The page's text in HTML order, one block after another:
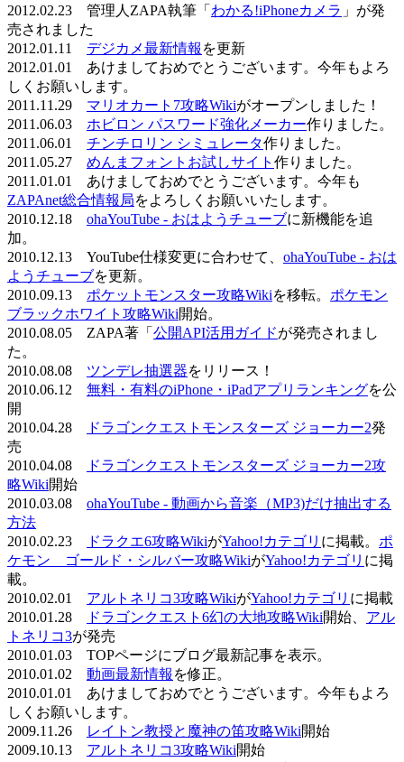
2012.02.23 管理人ZAPA執筆「 わかる!iPhoneカメラ 」が発
売されました
2012.01.11 デジカメ最新情報 を更新
2012.01.01 あけましておめでとうございます。今年もよろ
しくお願いします。
2011.11.29 マリオカート7攻略Wikiがオープンしました！
2011.06.03 ホビロン パスワード強化メーカー作りました。
2011.06.01 チンチロリン シミュレータ作りました。
2011.05.27 めんまフォントお試しサイト 作りました。
2011.01.01 あけましておめでとうございます。今年も
ZAPAnet総合情報局をよろしくお願いいたします。
2010.12.18 ohaYouTube - おはようチューブに新機能を追
加。
2010.12.13 YouTube仕様変更に合わせて、 ohaYouTube - おは
ようチューブを更新。
2010.09.13 ポケットモンスター攻略Wikiを移転。 ポケモン
ブラックホワイト攻略Wiki開始。
2010.08.05 ZAPA著「 公開API活用ガイドが発売されまし
た。
2010.08.08 ツンデレ抽選器をリリース！
2010.06.12 無料・有料のiPhone・iPadアプリランキングを公
開
2010.04.28
ドラゴンクエストモンスターズ ジョーカー2発
売
2010.04.08
ドラゴンクエストモンスターズ ジョーカー2攻
略Wiki開始
2010.03.08 ohaYouTube - 動画から音楽（MP3)だけ抽出する
方法
2010.02.23
ドラクエ6攻略WikiがYahoo!カテゴリ に掲載。 ポ
ケモン ゴールド・シルバー攻略WikiがYahoo!カテゴリ に掲
載。
2010.02.01 アルトネリコ3攻略WikiがYahoo!カテゴリ に掲載
2010.01.28
ドラゴンクエスト6幻の大地攻略Wiki開始、 アル
トネリコ3が発売
2010.01.03 TOPページにブログ最新記事を表示。
2010.01.02 動画最新情報 を修正。
2010.01.01 あけましておめでとうございます。今年もよろ
しくお願いします。
2009.11.26
レイトン教授と魔神の笛攻略Wiki開始
2009.10.13 アルトネリコ3攻略Wiki開始